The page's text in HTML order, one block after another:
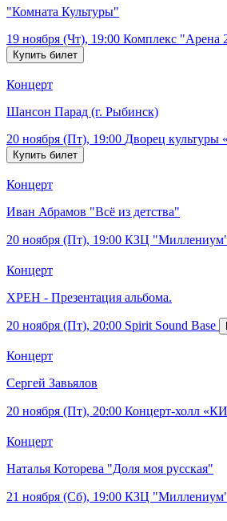
"Комната Культуры"
19 ноября (Чт), 19:00 Комплекс "Арена
Концерт
Шансон Парад (г. Рыбинск)
20 ноября (Пт), 19:00 Дворец культуры
Концерт
Иван Абрамов "Всё из детства"
20 ноября (Пт), 19:00 КЗЦ
Концерт
ХРЕН - Презентация альбома.
20 ноября (Пт), 20:00 Spirit Sound Base
Концерт
Сергей Завьялов
20 ноября (Пт), 20:00 Концерт-холл
Концерт
Наталья Которева "Доля моя русская"
21 ноября (Сб), 19:00 КЗЦ